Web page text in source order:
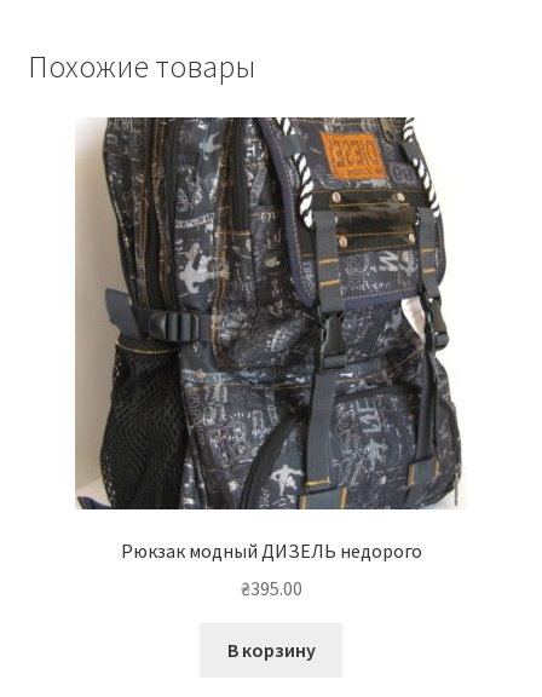
Похожие товары
Рюкзак модный ДИЗЕЛЬ недорого
₴395.00
В корзину